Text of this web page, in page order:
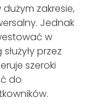
zakresie,
Jednak
w
przez
szeroki
do